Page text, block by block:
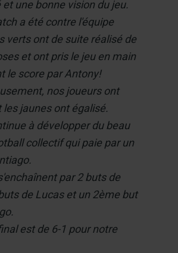
une bonne vision du jeu.
a été contre l'équipe
verts ont de suite réalisé de
et ont pris le jeu en main
le score par Antony!
nos joueurs ont
les jaunes ont égalisé.
à développer du beau
collectif qui paie par un
par 2 buts de
de Lucas et un 2ème but
est de 6-1 pour notre